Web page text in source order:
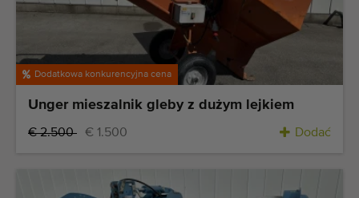
Dodatkowa konkurencyjna cena
Unger mieszalnik gleby z dużym lejkiem
€ 2.500 € 1.500 Dodać